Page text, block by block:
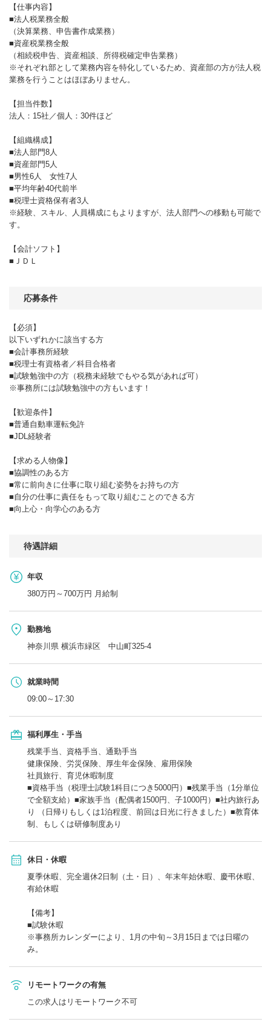
【仕事内容】
■法人税業務全般
（決算業務、申告書作成業務）
■資産税業務全般
（相続税申告、資産相談、所得税確定申告業務）
※それぞれ部として業務内容を特化しているため、資産部の方が法人税
業務を行うことはほぼありません。
【担当件数】
法人：15社／個人：30件ほど
【組織構成】
■法人部門8人
■資産部門5人
■男性6人 女性7人
■平均年齢40代前半
■税理士資格保有者3人
※経験、スキル、人員構成にもよりますが、法人部門への移動も可能で
す。
【会計ソフト】
■ＪＤＬ
応募条件
【必須】
以下いずれかに該当する方
■会計事務所経験
■税理士有資格者／科目合格者
■試験勉強中の方（税務未経験でもやる気があれば可）
※事務所には試験勉強中の方もいます！
【歓迎条件】
■普通自動車運転免許
■JDL経験者
【求める人物像】
■協調性のある方
■常に前向きに仕事に取り組む姿勢をお持ちの方
■自分の仕事に責任をもって取り組むことのできる方
■向上心・向学心のある方
待遇詳細
年収
380万円～700万円 月給制
勤務地
神奈川県 横浜市緑区 中山町325-4
就業時間
09:00～17:30
福利厚生・手当
残業手当、資格手当、通勤手当
健康保険、労災保険、厚生年金保険、雇用保険
社員旅行、育児休暇制度
■資格手当（税理士試験1科目につき5000円）■残業手当（1分単位
で全額支給）■家族手当（配偶者1500円、子1000円）■社内旅行あ
り （日帰りもしくは1泊程度、前回は日光に行きました）■教育体
制、もしくは研修制度あり
休日・休暇
夏季休暇、完全週休2日制（土・日）、年末年始休暇、慶弔休暇、
有給休暇
【備考】
■試験休暇
※事務所カレンダーにより、1月の中旬～3月15日までは日曜の
み。
リモートワークの有無
この求人はリモートワーク不可